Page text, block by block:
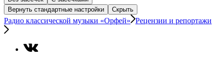
Вернуть стандартные настройки
Скрыть
Радио классической музыки «Орфей» Рецензии и репортажи